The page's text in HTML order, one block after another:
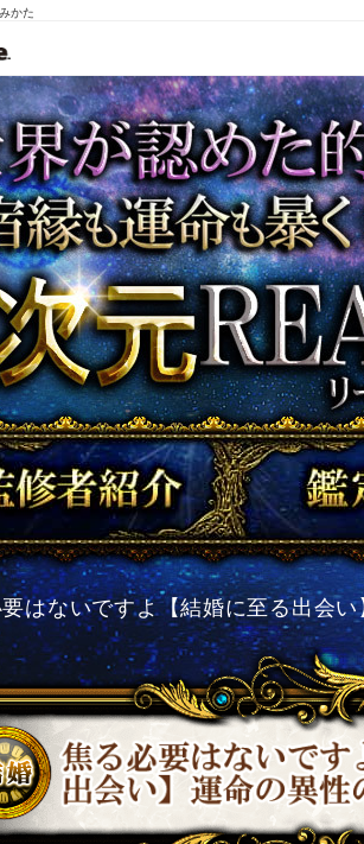
かた
はないですよ【結婚に至る出会